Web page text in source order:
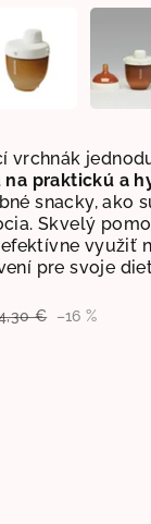
vrchnák
praktickú a
snacky, ako
Skvelý
využiť
pre svoje
€ –16 %